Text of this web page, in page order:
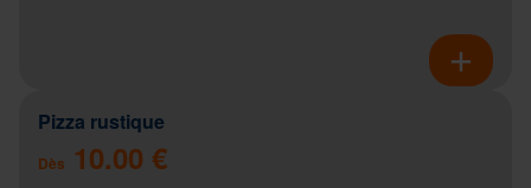
Pizza rustique
Dès 10.00 €